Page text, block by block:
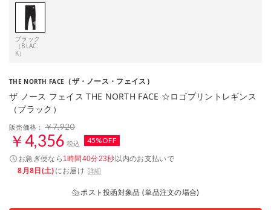
ブラック
（BLAC
K）
THE NORTH FACE （ザ・ノース・フェイス）
ザ ノース フェイス THE NORTH FACE ☆ロゴプリントレギンス
（ブラック）
販売価格： ￥7,920
￥4,356 税込 45%OFF
お急ぎ便なら 1時間40分22秒以内のお支払いで
8月8日(土)にお届け 詳細
ポスト投函対象品 (単品注文の場合)